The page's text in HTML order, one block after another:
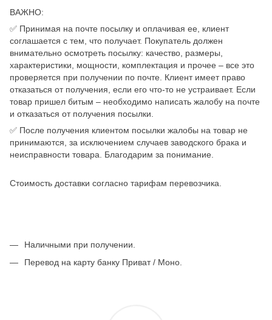
ВАЖНО:
✅ Принимая на почте посылку и оплачивая ее, клиент
соглашается с тем, что получает. Покупатель должен
внимательно осмотреть посылку: качество, размеры,
характеристики, мощности, комплектация и прочее – все это
проверяется при получении по почте. Клиент имеет право
отказаться от получения, если его что-то не устраивает. Если
товар пришел битым – необходимо написать жалобу на почте
и отказаться от получения посылки.
✅ После получения клиентом посылки жалобы на товар не
принимаются, за исключением случаев заводского брака и
неисправности товара. Благодарим за понимание.
Стоимость доставки согласно тарифам перевозчика.
Наличными при получении.
Перевод на карту банку Приват / Моно.